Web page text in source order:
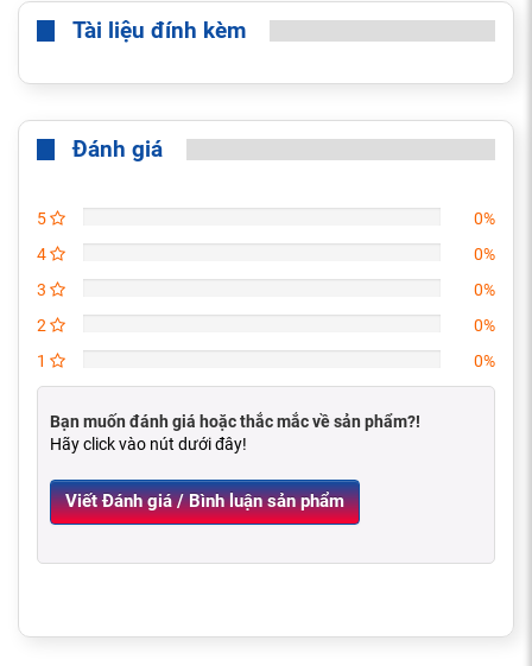
Tài liệu đính kèm
Đánh giá
5
0%
4
0%
3
0%
2
0%
1
0%
Bạn muốn đánh giá hoặc thắc mắc về sản phẩm?!
Hãy click vào nút dưới đây!
Viết Đánh giá / Bình luận sản phẩm